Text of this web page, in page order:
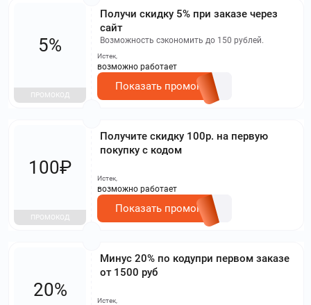
Получи скидку 5% при заказе через
сайт
Возможность сэкономить до 150 рублей.
5%
ПРОМОКОД
Истек,
возможно работает
Показать промокод
Получите скидку 100р. на первую
покупку с кодом
100₽
ПРОМОКОД
Истек,
возможно работает
Показать промокод
Минус 20% по кодупри первом заказе
от 1500 руб
20%
Истек,